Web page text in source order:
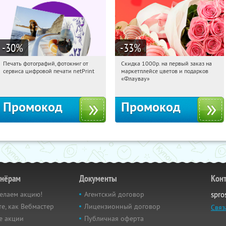
-30%
19:37:39 Получили:
Печать фотографий, фотокниг от
сервиса цифровой печати netPrint
Промокод
-33%
19:37:39 Получили:
Россия
Скидка 1000р. на первый заказ на
маркетплейсе цветов и подарков
«Флаувау»
Промокод
акцию!
как Вебмастер
акции
Документы
Агентский договор
Лицензионный договор
Публичная оферта